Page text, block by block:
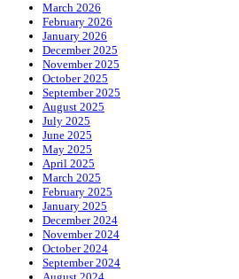
March 2026
February 2026
January 2026
December 2025
November 2025
October 2025
September 2025
August 2025
July 2025
June 2025
May 2025
April 2025
March 2025
February 2025
January 2025
December 2024
November 2024
October 2024
September 2024